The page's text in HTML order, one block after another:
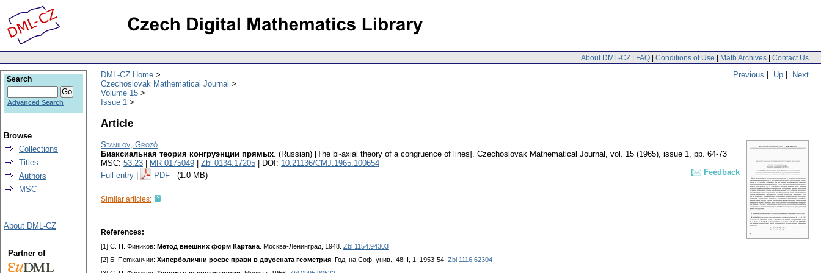
About DML-CZ | FAQ | Conditions of Use | Math Archives | Contact Us
Previous | Up | Next
DML-CZ Home
Czechoslovak Mathematical Journal
Volume 15
Issue 1
Article
Stanilov, Grozó
Биаксиальная теория конгруэнции прямых. (Russian) [The bi-axial theory of a congruence of lines]. Czechoslovak Mathematical Journal , vol. 15 (1965), issue 1, pp. 64-73
MSC: 53.23 MR 0175049 Zbl 0134.17205 | DOI: 10.21136/CMJ.1965.100654
Full entry
PDF (1.0 MB) Feedback
Similar articles:
References:
[1] С. П. Фиников: Метод внешних форм Картана . Москва-Ленинград, 1948. Zbl 1154.94303
[2] Б. Пеmканчии: Хиперболични роеве прави в двуосната геометрия . Год. на Соф. унив., 48, I, 1, 1953-54. Zbl 1116.62304
Search
Advanced Search
Browse
Collections
Titles
Authors
MSC
About DML-CZ
Partner of